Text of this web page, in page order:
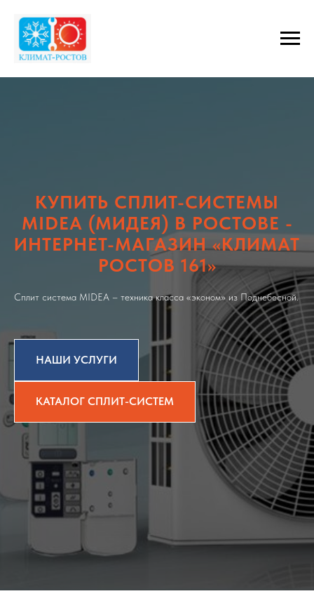
КУПИТЬ СПЛИТ-СИСТЕМЫ
MIDEA (МИДЕЯ) В РОСТОВЕ -
ИНТЕРНЕТ-МАГАЗИН «КЛИМАТ
РОСТОВ 161»
Сплит система MIDEA – техника класса «эконом» из Поднебесной.
НАШИ УСЛУГИ
КАТАЛОГ СПЛИТ-СИСТЕМ